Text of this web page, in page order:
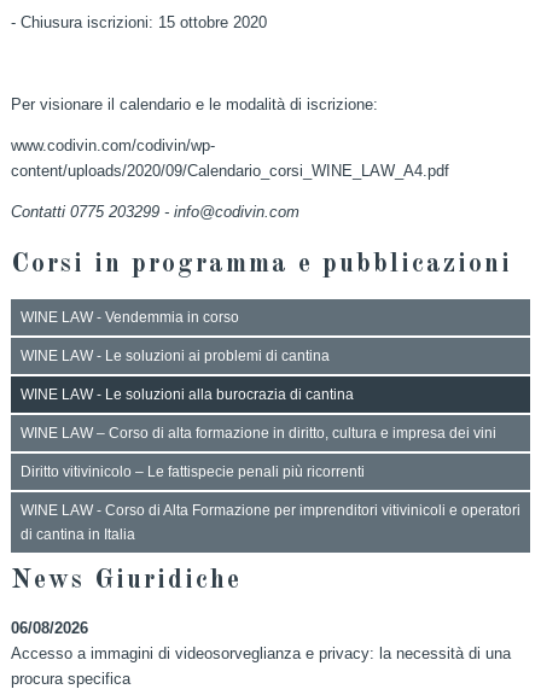
- Chiusura iscrizioni: 15 ottobre 2020
Per visionare il calendario e le modalità di iscrizione:
www.codivin.com/codivin/wp-
content/uploads/2020/09/Calendario_corsi_WINE_LAW_A4.pdf
Contatti 0775 203299 - info@codivin.com
Corsi in programma e pubblicazioni
WINE LAW - Vendemmia in corso
WINE LAW - Le soluzioni ai problemi di cantina
WINE LAW - Le soluzioni alla burocrazia di cantina
WINE LAW – Corso di alta formazione in diritto, cultura e impresa dei vini
Diritto vitivinicolo – Le fattispecie penali più ricorrenti
WINE LAW - Corso di Alta Formazione per imprenditori vitivinicoli e operatori
di cantina in Italia
News Giuridiche
06/08/2026
Accesso a immagini di videosorveglianza e privacy: la necessità di una
procura specifica